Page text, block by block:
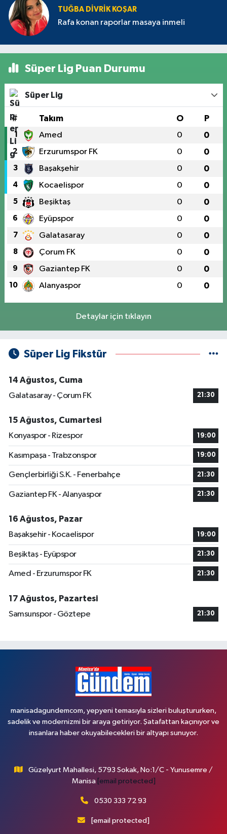
TUĞBA DIVRIK KOŞAR
Rafa konan raporlar masaya inmeli
Süper Lig Puan Durumu
Süper Lig
# Takım O P
1 Amed 0 0
2 Erzurumspor FK 0 0
3 Başakşehir 0 0
4 Kocaelispor 0 0
5 Beşiktaş 0 0
6 Eyüpspor 0 0
7 Galatasaray 0 0
8 Çorum FK 0 0
9 Gaziantep FK 0 0
10 Alanyaspor 0 0
Detaylar için tıklayın
Süper Lig Fikstür
14 Ağustos, Cuma
Galatasaray - Çorum FK
21:30
15 Ağustos, Cumartesi
Konyaspor - Rizespor
19:00
Kasımpaşa - Trabzonspor 19:00
Gençlerbirliği S.K. - Fenerbahçe 21:30
Gaziantep FK - Alanyaspor 21:30
16 Ağustos, Pazar
Başakşehir - Kocaelispor
19:00
Beşiktaş - Eyüpspor 21:30
Amed - Erzurumspor FK 21:30
17 Ağustos, Pazartesi
Samsunspor - Göztepe
21:30
manisadagundemcom, yepyeni temasıyla sizleri buluştururken,
sadelik ve modernizmi bir araya getiriyor. Şatafattan kaçınıyor ve
insanlara haber okuyabilecekleri bir altyapı sunuyor.
Güzelyurt Mahallesi, 5793 Sokak, No:1/C - Yunusemre /
Manisa [email protected]
0530 333 72 93
[email protected]